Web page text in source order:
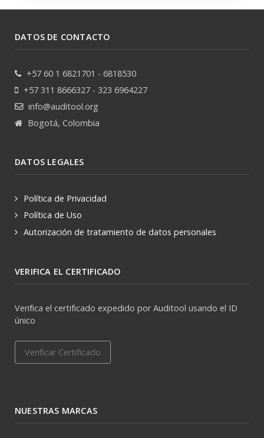
DATOS DE CONTACTO
+57 60 1 6821701 - 6818530
+57 311 8666327 - 323 6964227
info@auditool.org
Bogotá, Colombia
DATOS LEGALES
Política de Privacidad
Política de Uso
Autorización de tratamiento de datos personales
VERIFICA EL CERTIFICADO
Verifica el certificado expedido por Auditool usando el ID
único
Verificar Certificado
NUESTRAS MARCAS